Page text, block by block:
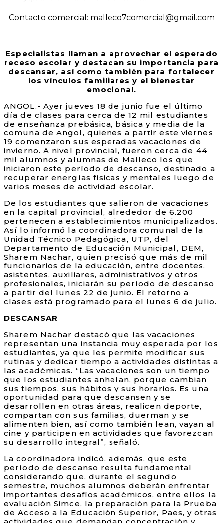
Contacto comercial: malleco7comercial@gmail.com
Especialistas llaman a aprovechar el esperado
receso escolar y destacan su importancia para
descansar, así como también para fortalecer
los vínculos familiares y el bienestar
emocional.
ANGOL.- Ayer jueves 18 de junio fue el último
día de clases para cerca de 12 mil estudiantes
de enseñanza prebásica, básica y media de la
comuna de Angol, quienes a partir este viernes
19 comenzaron sus esperadas vacaciones de
invierno. A nivel provincial, fueron cerca de 44
mil alumnos y alumnas de Malleco los que
iniciaron este período de descanso, destinado a
recuperar energías físicas y mentales luego de
varios meses de actividad escolar.
De los estudiantes que salieron de vacaciones
en la capital provincial, alrededor de 6.200
pertenecen a establecimientos municipalizados.
Así lo informó la coordinadora comunal de la
Unidad Técnico Pedagógica, UTP, del
Departamento de Educación Municipal, DEM,
Sharem Nachar, quien precisó que más de mil
funcionarios de la educación, entre docentes,
asistentes, auxiliares, administrativos y otros
profesionales, iniciarán su período de descanso
a partir del lunes 22 de junio. El retorno a
clases está programado para el lunes 6 de julio.
DESCANSAR
Sharem Nachar destacó que las vacaciones
representan una instancia muy esperada por los
estudiantes, ya que les permite modificar sus
rutinas y dedicar tiempo a actividades distintas a
las académicas. “Las vacaciones son un tiempo
que los estudiantes anhelan, porque cambian
sus tiempos, sus hábitos y sus horarios. Es una
oportunidad para que descansen y se
desarrollen en otras áreas, realicen deporte,
compartan con sus familias, duerman y se
alimenten bien, así como también lean, vayan al
cine y participen en actividades que favorezcan
su desarrollo integral”, señaló.
La coordinadora indicó, además, que este
período de descanso resulta fundamental
considerando que, durante el segundo
semestre, muchos alumnos deberán enfrentar
importantes desafíos académicos, entre ellos la
evaluación Simce, la preparación para la Prueba
de Acceso a la Educación Superior, Paes, y otras
actividades que demandan concentración y